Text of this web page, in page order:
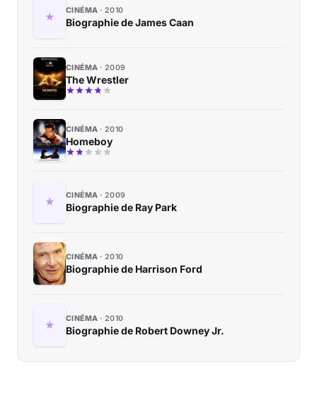
CINÉMA 2010
Biographie de James Caan
CINÉMA 2009
The Wrestler
CINÉMA 2010
Homeboy
CINÉMA 2009
Biographie de Ray Park
CINÉMA 2010
Biographie de Harrison Ford
CINÉMA 2010
Biographie de Robert Downey Jr.